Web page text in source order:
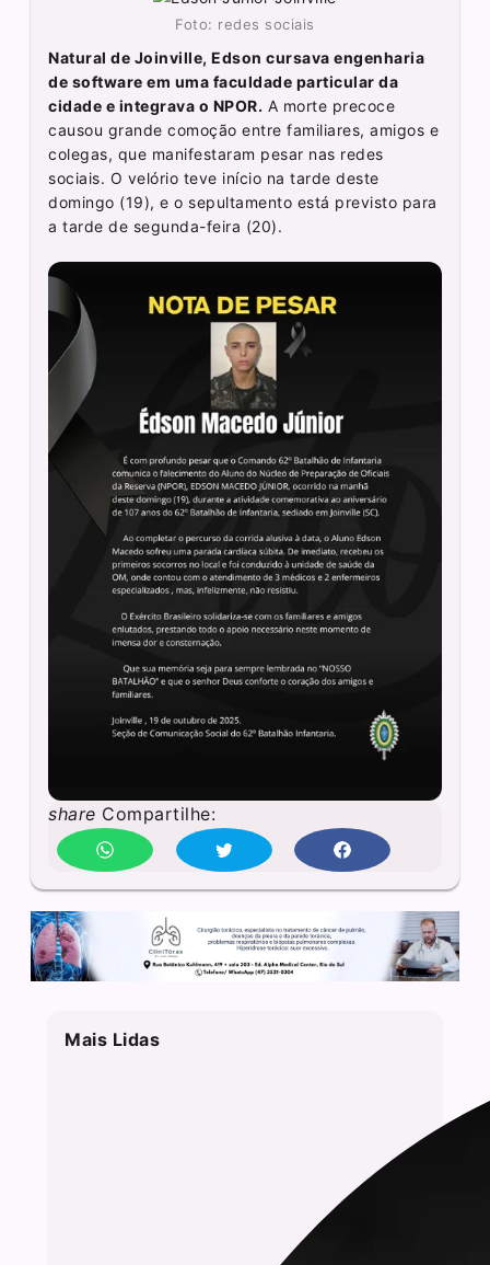
Foto: redes sociais
Natural de Joinville, Edson cursava engenharia
de software em uma faculdade particular da
cidade e integrava o NPOR. A morte precoce
causou grande comoção entre familiares, amigos e
colegas, que manifestaram pesar nas redes
sociais. O velório teve início na tarde deste
domingo (19), e o sepultamento está previsto para
a tarde de segunda-feira (20).
share Compartilhe:
Mais Lidas